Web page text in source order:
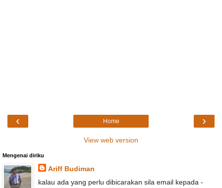
‹ ›
Home
View web version
Mengenai diriku
Ariff Budiman
kalau ada yang perlu dibicarakan sila email kepada -